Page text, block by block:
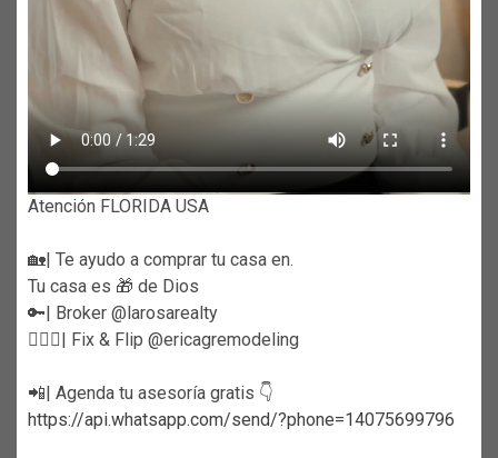
Atención FLORIDA USA
🏡| Te ayudo a comprar tu casa en.
Tu casa es 🎁 de Dios
🔑| Broker @larosarealty
👷🏼‍♀️| Fix & Flip @ericagremodeling
📲| Agenda tu asesoría gratis 👇
https://api.whatsapp.com/send/?phone=14075699796